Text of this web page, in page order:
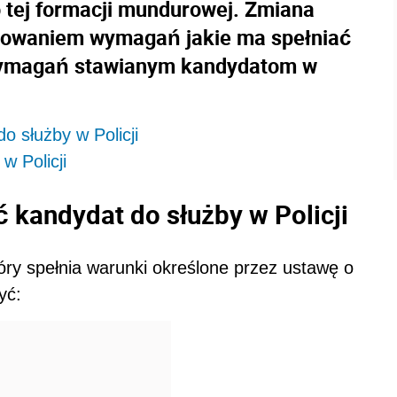
formacji mundurowej. Zmiana
wymagań jakie ma spełniać
stawianym kandydatom w
służby w Policji
Policji
kandydat do służby w Policji
spełnia warunki określone przez ustawę o